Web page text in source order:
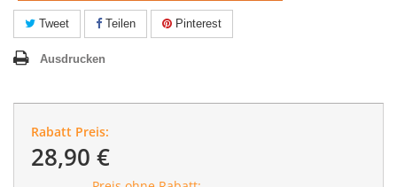
Tweet Teilen Pinterest
Ausdrucken
Rabatt Preis:
28,90 €